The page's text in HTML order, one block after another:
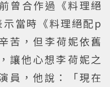
曾合作過《料理絕
當時《料理絕配p
苦，但李荷妮依舊
讓他心想李荷妮之
員，他說：「現在